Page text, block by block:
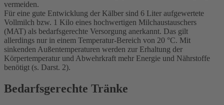
vermeiden.
Für eine gute Entwicklung der Kälber sind 6 Liter aufgewertete
Vollmilch bzw. 1 Kilo eines hochwertigen Milchaustauschers
(MAT) als bedarfsgerechte Versorgung anerkannt. Das gilt
allerdings nur in einem Temperatur-Bereich von 20 °C. Mit
sinkenden Außentemperaturen werden zur Erhaltung der
Körpertemperatur und Abwehrkraft mehr Energie und Nährstoffe
benötigt (s. Darst. 2).
Bedarfsgerechte Tränke